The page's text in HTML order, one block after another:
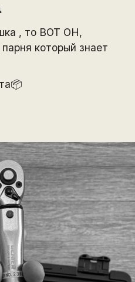
, то ВОТ ОН,
который знает